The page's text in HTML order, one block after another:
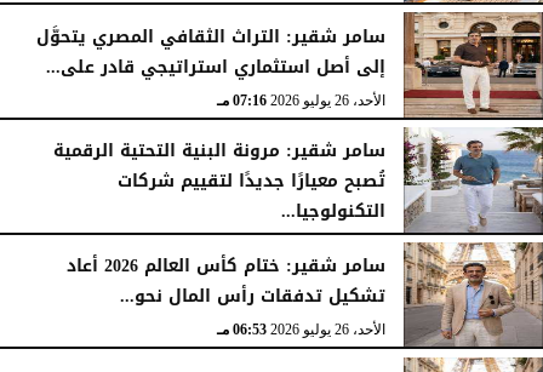
الأحد، 26 يوليو 2026 07:27 مـ
سامر شقير: التراث الثقافي المصري يتحوَّل
إلى أصل استثماري استراتيجي قادر على...
الأحد، 26 يوليو 2026 07:16 مـ
سامر شقير: مرونة البنية التحتية الرقمية
تُصبح معيارًا جديدًا لتقييم شركات
التكنولوجيا...
الأحد، 26 يوليو 2026 07:03 مـ
سامر شقير: ختام كأس العالم 2026 أعاد
تشكيل تدفقات رأس المال نحو...
الأحد، 26 يوليو 2026 06:53 مـ